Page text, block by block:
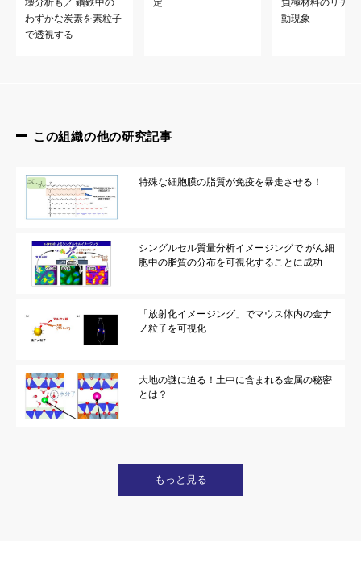
壊分析も／ 鋼鉄中の
わずかな炭素を素粒子
で透視する
定
負極材料のリチウ
動現象
この組織の他の研究記事
特殊な細胞膜の脂質が免疫を暴走させる！
シングルセル質量分析イメージングで がん細
胞中の脂質の分布を可視化することに成功
「放射化イメージング」でマウス体内の金ナ
ノ粒子を可視化
大地の謎に迫る！土中に含まれる金属の秘密
とは？
もっと見る